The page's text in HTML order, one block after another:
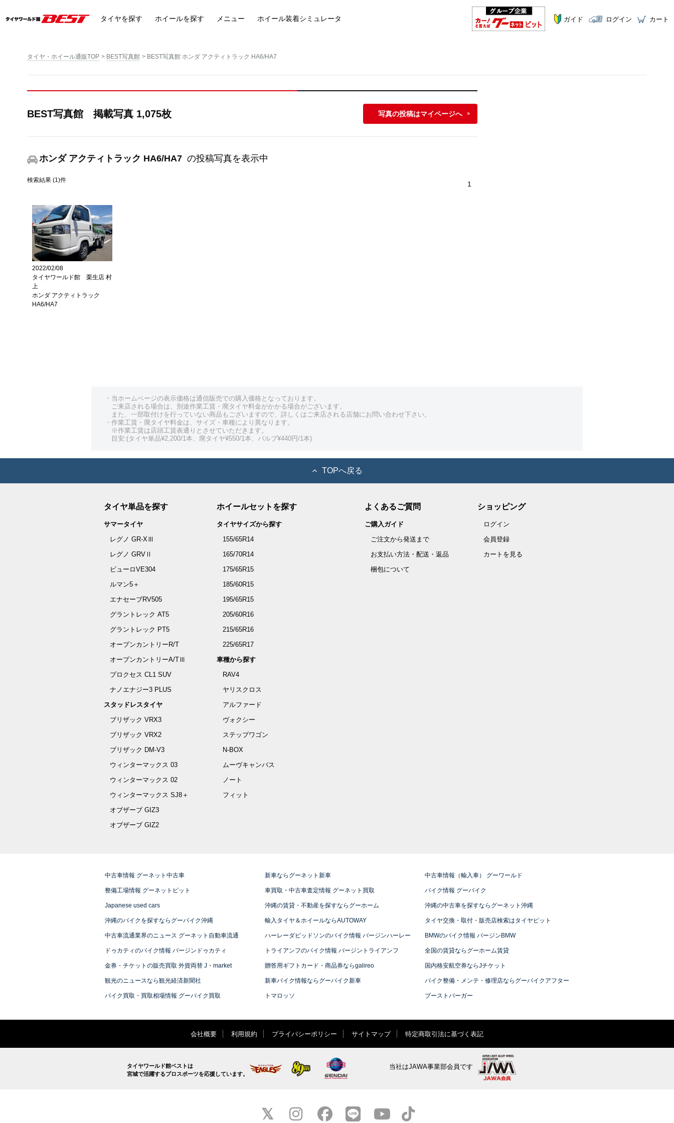
タイヤを探す ホイールを探す メニュー ホイール装着シミュレータ ガイド ログイン カート
タイヤ・ホイール通販TOP BEST写真館 BEST写真館 ホンダ アクティトラック HA6/HA7
BEST写真館 掲載写真 1,075枚 写真の投稿はマイページへ
ホンダ アクティトラック HA6/HA7 の投稿写真を表示中
検索結果 (1)件 1
2022/02/08
タイヤワールド館 栗生店 村
上
ホンダ アクティトラック
HA6/HA7
・当ホームページの表示価格は通信販売での購入価格となっております。
ご来店される場合は、別途作業工賃・廃タイヤ料金がかかる場合がございます。
また、一部取付けを行っていない商品もございますので、詳しくはご来店される店舗にお問い合わせ下さい。
・作業工賃・廃タイヤ料金は、サイズ・車種により異なります。
※作業工賃は店頭工賃表通りとさせていただきます。
目安:(タイヤ単品¥2,200/1本、廃タイヤ¥550/1本、バルブ¥440円/1本)
TOPへ戻る
タイヤ単品を探す
サマータイヤ
レグノ GR-XⅢ
レグノ GRVⅡ
ビューロVE304
ルマン5＋
エナセーブRV505
グラントレック AT5
グラントレック PT5
オープンカントリーR/T
オープンカントリーA/TⅢ
プロクセス CL1 SUV
ナノエナジー3 PLUS
スタッドレスタイヤ
ブリザック VRX3
ブリザック VRX2
ブリザック DM-V3
ウィンターマックス 03
ウィンターマックス 02
ウィンターマックス SJ8＋
オブザーブ GIZ3
オブザーブ GIZ2
ホイールセットを探す
タイヤサイズから探す
155/65R14
165/70R14
175/65R15
185/60R15
195/65R15
205/60R16
215/65R16
225/65R17
車種から探す
RAV4
ヤリスクロス
アルファード
ヴォクシー
ステップワゴン
N-BOX
ムーヴキャンバス
ノート
フィット
よくあるご質問
ご購入ガイド
ご注文から発送まで
お支払い方法・配送・返品
梱包について
ショッピング
ログイン
会員登録
カートを見る
中古車情報 グーネット中古車 新車ならグーネット新車 中古車情報（輸入車） グーワールド
整備工場情報 グーネットピット 車買取・中古車査定情報 グーネット買取 バイク情報 グーバイク
Japanese used cars 沖縄の賃貸・不動産を探すならグーホーム 沖縄の中古車を探すならグーネット沖縄
沖縄のバイクを探すならグーバイク沖縄 輸入タイヤ＆ホイールならAUTOWAY タイヤ交換・取付・販売店検索はタイヤピット
中古車流通業界のニュース グーネット自動車流通 ハーレーダビッドソンのバイク情報 バージンハーレー BMWのバイク情報 バージンBMW
ドゥカティのバイク情報 バージンドゥカティ トライアンフのバイク情報 バージントライアンフ 全国の賃貸ならグーホーム賃貸
金券・チケットの販売買取 外貨両替 J・market 贈答用ギフトカード・商品券ならgalireo 国内格安航空券ならJチケット
観光のニュースなら観光経済新聞社 新車バイク情報ならグーバイク新車 バイク整備・メンテ・修理店ならグーバイクアフター
バイク買取・買取相場情報 グーバイク買取 トマロッソ ブーストバーガー
会社概要 利用規約 プライバシーポリシー サイトマップ 特定商取引法に基づく表記
タイヤワールド館ベストは
宮城で活躍するプロスポーツを応援しています。
当社はJAWA事業部会員です